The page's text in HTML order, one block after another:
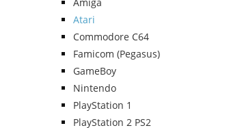
Atari
Commodore C64
Famicom (Pegasus)
GameBoy
Nintendo
PlayStation 1
PlayStation 2 PS2